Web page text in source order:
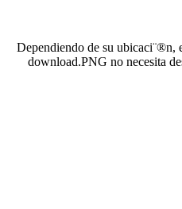
Dependiendo de su ubicaci¨®n,
download.PNG no necesita